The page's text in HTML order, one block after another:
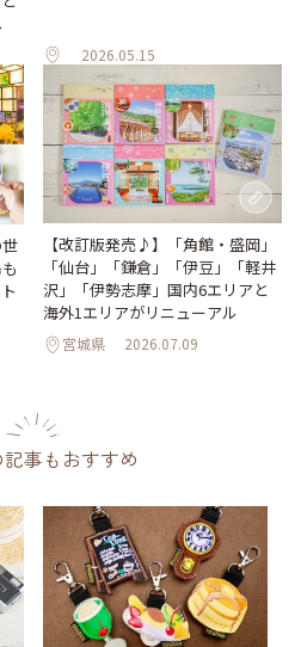
2026.05.15
【改訂版発売♪】「角館・盛岡」
「仙台」「鎌倉」「伊豆」「軽井
沢」「伊勢志摩」国内6エリアと
海外1エリアがリニューアル
宮城県 2026.07.09
事もおすすめ